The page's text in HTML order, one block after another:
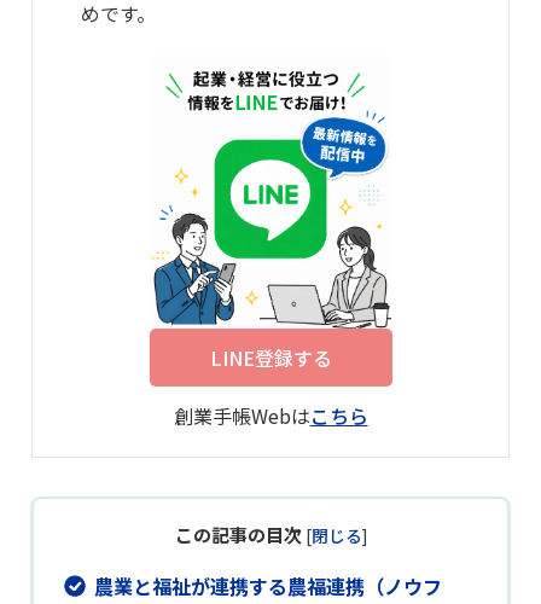
めです。
LINE登録する
創業手帳Webはこちら
この記事の目次 [閉じる]
農業と福祉が連携する農福連携（ノウフ